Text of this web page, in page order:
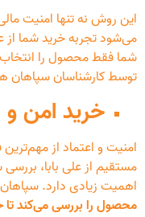
این روش نه تنها امنیت
می‌شود تجربه خرید شما از
شما فقط محصول را
توسط کارشناسان سپاهان
خرید امن و
امنیت و اعتماد از
مستقیم از علی بابا، بررسی
اهمیت زیادی دارد.
محصول را بررسی می‌کند